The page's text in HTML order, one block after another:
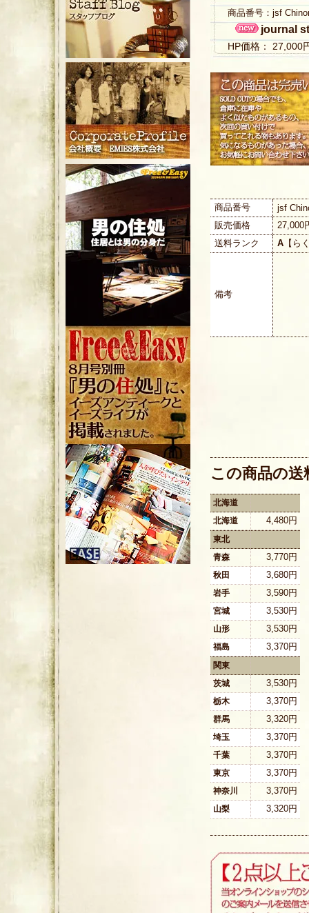
商品番号：jsf
journal
HP価格： 27,000
商品番号
jsf
販売価格
27,000
送料ランク
A 【ら
備考
この商品の
北海道
北海道
4,480円
東北
青森
3,770円
秋田 3,680円
岩手 3,590円
宮城 3,530円
山形 3,530円
福島 3,370円
関東
茨城
3,530円
栃木 3,370円
群馬 3,320円
埼玉 3,370円
千葉 3,370円
東京 3,370円
神奈川 3,370円
山梨 3,320円